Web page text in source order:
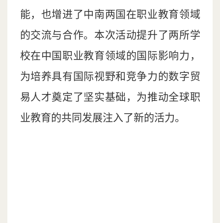
能，也增进了中南两国在职业教育领域
的交流与合作。本次活动提升了两所学
校在中国职业教育领域的国际影响力，
为培养具有国际视野和竞争力的数字贸
易人才奠定了坚实基础，为推动全球职
业教育的共同发展注入了新的活力。